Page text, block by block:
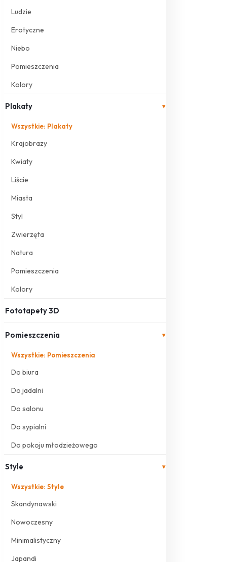
Ludzie
Erotyczne
Niebo
Pomieszczenia
Kolory
Plakaty ▾
Wszystkie: Plakaty
Krajobrazy
Kwiaty
Liście
Miasta
Styl
Zwierzęta
Natura
Pomieszczenia
Kolory
Fototapety 3D
Pomieszczenia ▾
Wszystkie: Pomieszczenia
Do biura
Do jadalni
Do salonu
Do sypialni
Do pokoju młodzieżowego
Style ▾
Wszystkie: Style
Skandynawski
Nowoczesny
Minimalistyczny
Japandi